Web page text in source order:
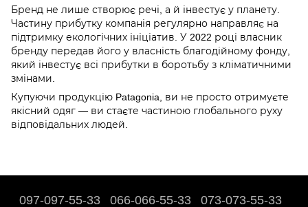
Бренд не лише створює речі, а й інвестує у планету.
Частину прибутку компанія регулярно направляє на
підтримку екологічних ініціатив. У 2022 році власник
бренду передав його у власність благодійному фонду,
який інвестує всі прибутки в боротьбу з кліматичними
змінами.
Купуючи продукцію Patagonia, ви не просто отримуєте
якісний одяг — ви стаєте частиною глобального руху
відповідальних людей.
097-097-55-33 066-066-55-33 073-073-55-33